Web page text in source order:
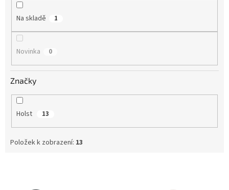
Na skladě 1
Novinka 0
Značky
Holst 13
Položek k zobrazení: 13